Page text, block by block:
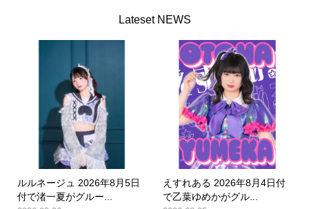
Lateset NEWS
ルルネージュ 2026年8月5日
付で渚一夏がグルー...
えすれある 2026年8月4日付
で乙葉ゆめかがグル...